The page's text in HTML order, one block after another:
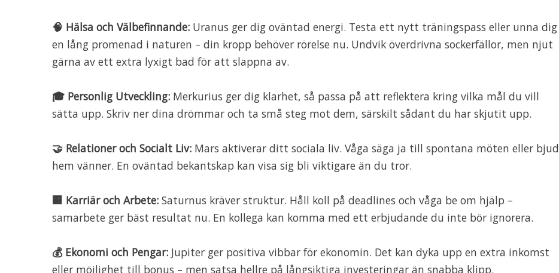
🧠 Hälsa och Välbefinnande: Uranus ger dig oväntad energi. Testa ett nytt träningspass eller unna dig
en lång promenad i naturen – din kropp behöver rörelse nu. Undvik överdrivna sockerfällor, men njut
gärna av ett extra lyxigt bad för att slappna av.
🎓 Personlig Utveckling: Merkurius ger dig klarhet, så passa på att reflektera kring vilka mål du vill
sätta upp. Skriv ner dina drömmar och ta små steg mot dem, särskilt sådant du har skjutit upp.
🤝 Relationer och Socialt Liv: Mars aktiverar ditt sociala liv. Våga säga ja till spontana möten eller bjud
hem vänner. En oväntad bekantskap kan visa sig bli viktigare än du tror.
🏢 Karriär och Arbete: Saturnus kräver struktur. Håll koll på deadlines och våga be om hjälp –
samarbete ger bäst resultat nu. En kollega kan komma med ett erbjudande du inte bör ignorera.
💰 Ekonomi och Pengar: Jupiter ger positiva vibbar för ekonomin. Det kan dyka upp en extra inkomst
eller möjlighet till bonus – men satsa hellre på långsiktiga investeringar än snabba klipp.